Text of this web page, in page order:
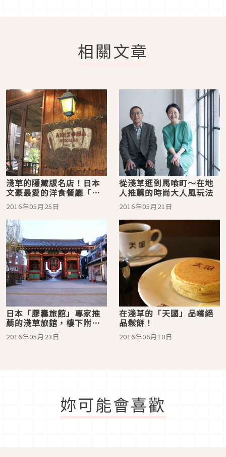
相關文章
淺草的隱藏版名店！日本
文豪最愛的洋食餐廳「亞
利桑那廚房」
2016年05月25日
從淺草逛到馬喰町〜在地
人推薦的時尚大人風玩法
2016年05月21日
日本「膠囊旅館」專家推
薦的淺草旅館，樓下附設
平價居酒屋！
2016年05月23日
在淺草的「天國」品嚐絕
品鬆餅！
2016年06月10日
妳可能會喜歡